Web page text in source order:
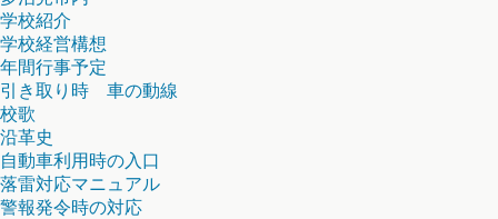
学校紹介
学校経営構想
年間行事予定
引き取り時 車の動線
校歌
沿革史
自動車利用時の入口
落雷対応マニュアル
警報発令時の対応